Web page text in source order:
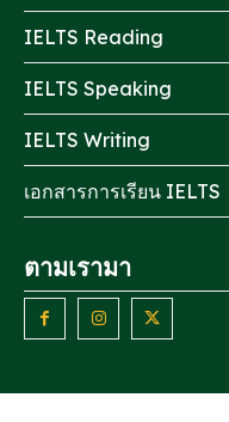
IELTS Reading
IELTS Speaking
IELTS Writing
เอกสารการเรียน IELTS
ตามเรามา